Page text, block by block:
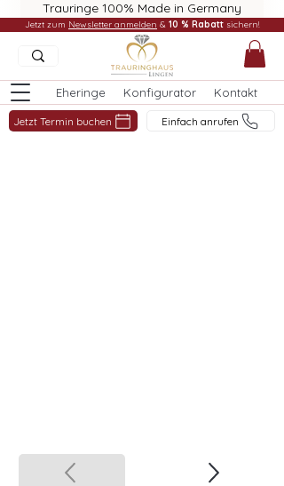
Trauringe 100% Made in Germany
Eheringe Konfigurator Kontakt
Jetzt Termin buchen Einfach anrufen
Jetzt zum Newsletter anmelden & 10 % Rabatt sichern!